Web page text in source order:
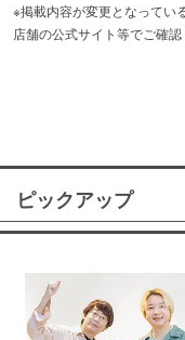
※掲載内容が変更となってい
店舗の公式サイト等でご確認
ピックアップ